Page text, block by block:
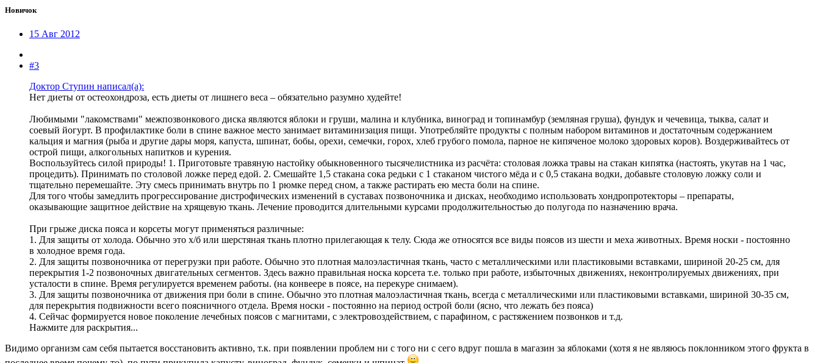
Новичок
15 Авг 2012
#3
Доктор Ступин написал(а):
Нет диеты от остеохондроза, есть диеты от лишнего веса – обязательно разумно худейте!
Любимыми "лакомствами" межпозвонкового диска являются яблоки и груши, малина и клубника, виноград и топинамбур (земляная груша), фундук и чечевица, тыква, салат и
соевый йогурт. В профилактике боли в спине важное место занимает витаминизация пищи. Употребляйте продукты с полным набором витаминов и достаточным содержанием
кальция и магния (рыба и другие дары моря, капуста, шпинат, бобы, орехи, семечки, горох, хлеб грубого помола, парное не кипяченое молоко здоровых коров). Воздерживайтесь от
острой пищи, алкогольных напитков и курения.
Воспользуйтесь силой природы! 1. Приготовьте травяную настойку обыкновенного тысячелистника из расчёта: столовая ложка травы на стакан кипятка (настоять, укутав на 1 час,
процедить). Принимать по столовой ложке перед едой. 2. Смешайте 1,5 стакана сока редьки с 1 стаканом чистого мёда и с 0,5 стакана водки, добавьте столовую ложку соли и
тщательно перемешайте. Эту смесь принимать внутрь по 1 рюмке перед сном, а также растирать ею места боли на спине.
Для того чтобы замедлить прогрессирование дистрофических изменений в суставах позвоночника и дисках, необходимо использовать хондропротекторы – препараты,
оказывающие защитное действие на хрящевую ткань. Лечение проводится длительными курсами продолжительностью до полугода по назначению врача.
При грыже диска пояса и корсеты могут применяться различные:
1. Для защиты от холода. Обычно это х/б или шерстяная ткань плотно прилегающая к телу. Сюда же относятся все виды поясов из шести и меха животных. Время носки - постоянно
в холодное время года.
2. Для защиты позвоночника от перегрузки при работе. Обычно это плотная малоэластичная ткань, часто с металлическими или пластиковыми вставками, шириной 20-25 см, для
перекрытия 1-2 позвоночных двигательных сегментов. Здесь важно правильная носка корсета т.е. только при работе, избыточных движениях, неконтролируемых движениях, при
усталости в спине. Время регулируется временем работы. (на конвеере в поясе, на перекуре снимаем).
3. Для защиты позвоночника от движения при боли в спине. Обычно это плотная малоэластичная ткань, всегда с металлическими или пластиковыми вставками, шириной 30-35 см,
для перекрытия подвижности всего поясничного отдела. Время носки - постоянно на период острой боли (ясно, что лежать без пояса)
4. Сейчас формируется новое поколение лечебных поясов с магнитами, с электровоздействием, с парафином, с растяжением позвонков и т.д.
Нажмите для раскрытия...
Видимо организм сам себя пытается восстановить активно, т.к. при появлении проблем ни с того ни с сего вдруг пошла в магазин за яблоками (хотя я не являюсь поклонником этого фрукта в